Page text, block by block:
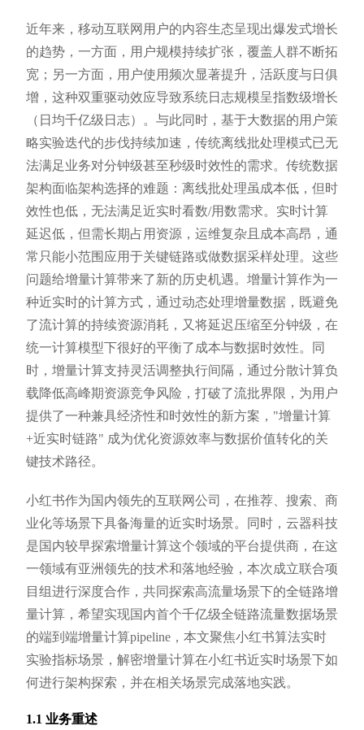
近年来，移动互联网用户的内容生态呈现出爆发式增长
的趋势，一方面，用户规模持续扩张，覆盖人群不断拓
宽；另一方面，用户使用频次显著提升，活跃度与日俱
增，这种双重驱动效应导致系统日志规模呈指数级增长
（日均千亿级日志）。与此同时，基于大数据的用户策
略实验迭代的步伐持续加速，传统离线批处理模式已无
法满足业务对分钟级甚至秒级时效性的需求。传统数据
架构面临架构选择的难题：离线批处理虽成本低，但时
效性也低，无法满足近实时看数/用数需求。实时计算
延迟低，但需长期占用资源，运维复杂且成本高昂，通
常只能小范围应用于关键链路或做数据采样处理。这些
问题给增量计算带来了新的历史机遇。增量计算作为一
种近实时的计算方式，通过动态处理增量数据，既避免
了流计算的持续资源消耗，又将延迟压缩至分钟级，在
统一计算模型下很好的平衡了成本与数据时效性。同
时，增量计算支持灵活调整执行间隔，通过分散计算负
载降低高峰期资源竞争风险，打破了流批界限，为用户
提供了一种兼具经济性和时效性的新方案，"增量计算
+近实时链路" 成为优化资源效率与数据价值转化的关
键技术路径。
小红书作为国内领先的互联网公司，在推荐、搜索、商
业化等场景下具备海量的近实时场景。同时，云器科技
是国内较早探索增量计算这个领域的平台提供商，在这
一领域有亚洲领先的技术和落地经验，本次成立联合项
目组进行深度合作，共同探索高流量场景下的全链路增
量计算，希望实现国内首个千亿级全链路流量数据场景
的端到端增量计算pipeline，本文聚焦小红书算法实时
实验指标场景，解密增量计算在小红书近实时场景下如
何进行架构探索，并在相关场景完成落地实践。
1.1 业务重述